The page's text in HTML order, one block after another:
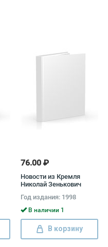
76.00 ₽
Новости из Кремля
Николай Зенькович
Год издания: 1998
В наличии 1
В корзину